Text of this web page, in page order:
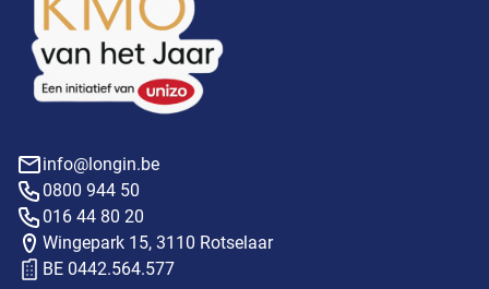
info@longin.be
0800 944 50
016 44 80 20
Wingepark 15, 3110 Rotselaar
BE 0442.564.577